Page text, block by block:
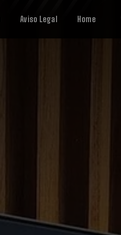
Aviso Legal Home